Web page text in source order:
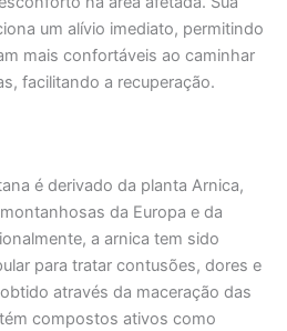
um alívio imediato, permitindo
mais confortáveis ao caminhar
facilitando a recuperação.
é derivado da planta Arnica,
da Europa e da
a arnica tem sido
para tratar contusões, dores e
através da maceração das
compostos ativos como